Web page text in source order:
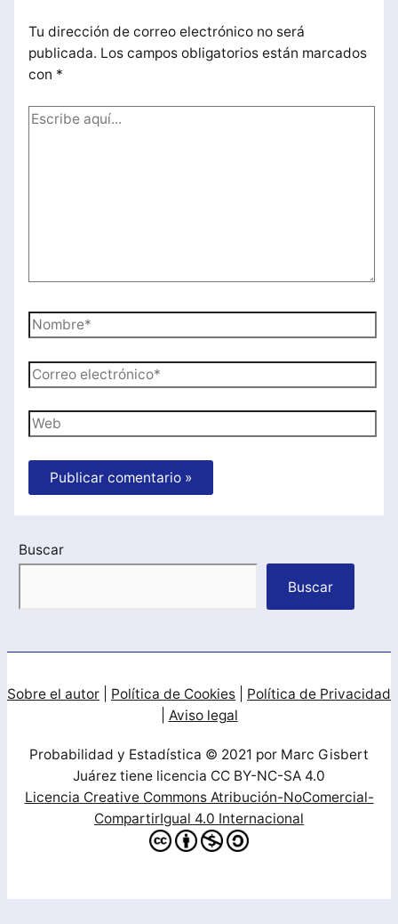
Tu dirección de correo electrónico no será
publicada. Los campos obligatorios están marcados
con *
Escribe
Nombre*
Correo
electrónico*
Web
Buscar
Buscar
Sobre el autor Política de Cookies
Política de Privacidad
Aviso legal
Probabilidad y Estadística © 2021 por Marc Gisbert
Juárez tiene licencia CC BY-NC-SA 4.0
Licencia Creative Commons Atribución-NoComercial-
CompartirIgual 4.0 Internacional